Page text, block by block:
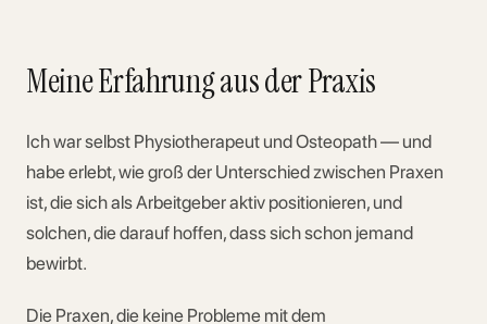
Meine Erfahrung aus der Praxis
Ich war selbst Physiotherapeut und Osteopath — und
habe erlebt, wie groß der Unterschied zwischen Praxen
ist, die sich als Arbeitgeber aktiv positionieren, und
solchen, die darauf hoffen, dass sich schon jemand
bewirbt.
Die Praxen, die keine Probleme mit dem